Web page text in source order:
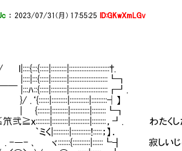
：2023/07/31(月) 17:55:25 ID:GKwXmLGv
|:::ﾊ::{:::::|:::::::::|::::::::::::::::::::::┏┛.
】
| {:::::::|:::::::::|:::::::::::|::::::::┗┓
≧ｘ::::::::|:::::::::|:::::::::::|::::::::，┛. わたくし
く|:::::::::|:::::::::::!:::::；】．
ヾ:::::::{::::::::::|::::::┗┨ 寂しいじゃ